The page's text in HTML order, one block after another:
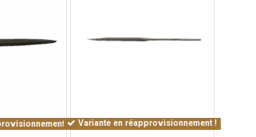
! Variante en réapprovisionnement !